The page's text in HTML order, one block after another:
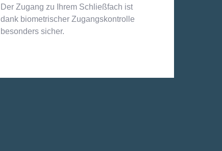
Der Zugang zu Ihrem Schließfach ist
dank biometrischer Zugangskontrolle
besonders sicher.